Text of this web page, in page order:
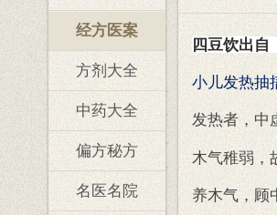
经方医案
方剂大全
中药大全
偏方秘方
名医名院
四豆饮出自
小儿发热抽
发热者，中
木气稚弱，
养木气，顾